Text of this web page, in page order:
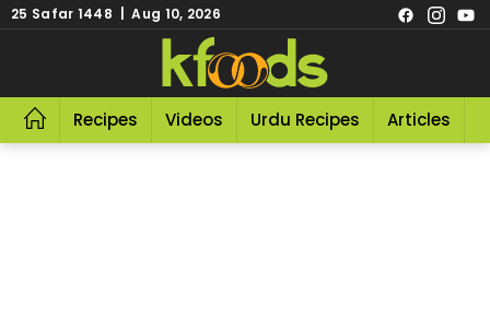
25 Safar 1448 | Aug 10, 2026
Recipes Videos Urdu Recipes Articles